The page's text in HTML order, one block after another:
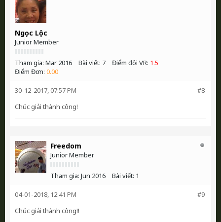
Ngọc Lộc
Junior Member
Tham gia: Mar 2016 Bài viết: 7 Điểm đôi VR: 1.5
Điểm Đơn: 0.00
#8
30-12-2017, 07:57 PM
Chúc giải thành công!
Freedom
Junior Member
Tham gia: Jun 2016 Bài viết: 1
#9
04-01-2018, 12:41 PM
Chúc giải thành công!!